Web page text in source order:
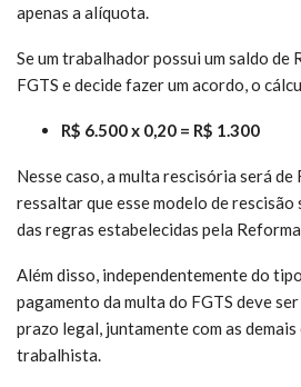
apenas a alíquota.
Se um trabalhador possui um saldo de
FGTS e decide fazer um acordo, o
R$ 6.500 x 0,20 = R$ 1.300
Nesse caso, a multa rescisória será
ressaltar que esse modelo de
das regras estabelecidas pela
Além disso, independentemente do
pagamento da multa do FGTS deve
prazo legal, juntamente com as
trabalhista.